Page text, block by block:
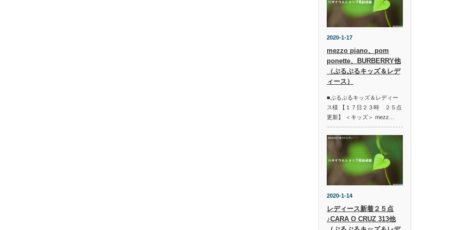
2020-1-17
mezzo piano、pom
ponette、BURBERRY他
（ぷるぷるキッズ＆レデ
ィース）
■ぷるぷるキッズ＆レディー
ス様 【１７日２３時 ２５点
更新】 ＜キッズ＞ mezz…
2020-1-14
レディース新着２５点
♪CARA O CRUZ 313他